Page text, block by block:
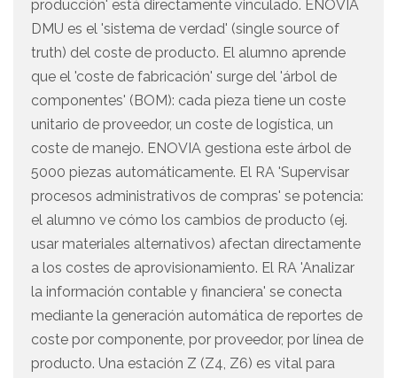
producción' está directamente vinculado. ENOVIA
DMU es el 'sistema de verdad' (single source of
truth) del coste de producto. El alumno aprende
que el 'coste de fabricación' surge del 'árbol de
componentes' (BOM): cada pieza tiene un coste
unitario de proveedor, un coste de logística, un
coste de manejo. ENOVIA gestiona este árbol de
5000 piezas automáticamente. El RA 'Supervisar
procesos administrativos de compras' se potencia:
el alumno ve cómo los cambios de producto (ej.
usar materiales alternativos) afectan directamente
a los costes de aprovisionamiento. El RA 'Analizar
la información contable y financiera' se conecta
mediante la generación automática de reportes de
coste por componente, por proveedor, por línea de
producto. Una estación Z (Z4, Z6) es vital para